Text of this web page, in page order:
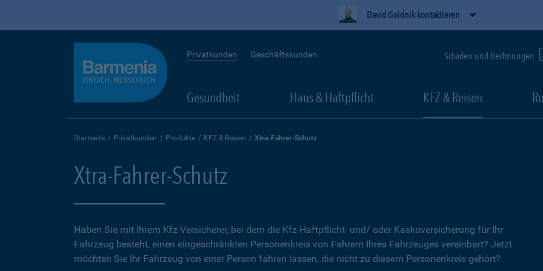
David Goldnik kontaktieren
Privatkunden Geschäftskunden Schäden und Rechnungen
Gesundheit Haus & Haftpflicht KFZ & Reisen
Startseite Privatkunden Produkte KFZ & Reisen Xtra-Fahrer-Schutz
Xtra-Fahrer-Schutz
Haben Sie mit Ihrem Kfz-Versicherer, bei dem die Kfz-Haftpflicht- und/ oder Kaskoversicherung für Ihr
Fahrzeug besteht, einen eingeschränkten Personenkreis von Fahrern Ihres Fahrzeuges vereinbart? Jetzt
möchten Sie Ihr Fahrzeug von einer Person fahren lassen, die nicht zu diesem Personenkreis gehört?